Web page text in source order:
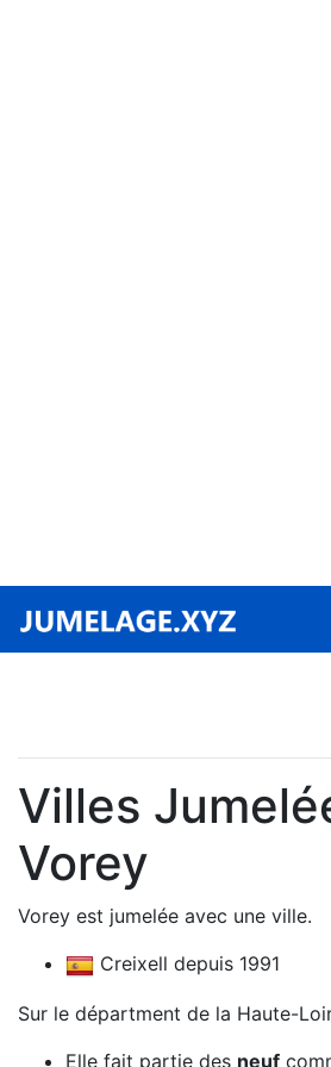
Villes
Vorey
Vorey est jumelée avec une ville.
Creixell depuis 1991
Sur le départment de la Haute-
Elle fait partie des neuf